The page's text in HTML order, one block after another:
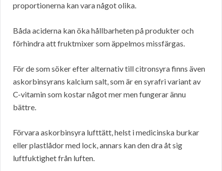
proportionerna kan vara något olika.
Båda aciderna kan öka hållbarheten på produkter och
förhindra att fruktmixer som äppelmos missfärgas.
För de som söker efter alternativ till citronsyra finns även
askorbinsyrans kalcium salt, som är en syrafri variant av
C-vitamin som kostar något mer men fungerar ännu
bättre.
Förvara askorbinsyra lufttätt, helst i medicinska burkar
eller plastlådor med lock, annars kan den dra åt sig
luftfuktighet från luften.